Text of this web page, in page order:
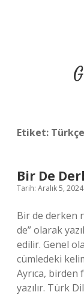
Etiket:
Bir De
Tarih: Aralık 5, 2024
Bir de derken
de” olarak
edilir. Genel
cümledeki
Ayrıca, birden
yazılır. Türk